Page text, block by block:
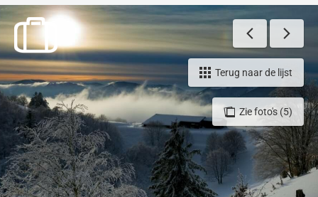
Zie foto's (5)
Terug naar de lijst